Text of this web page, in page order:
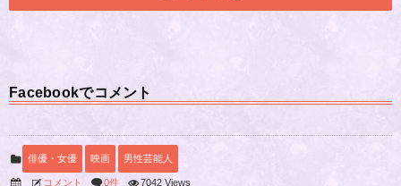
Facebookでコメント
俳優・女優 映画 男性芸能人
コメント 0件 7042 Views